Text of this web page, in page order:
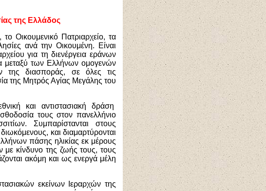
της Ελλάδος
Οικουμενικό Πατριαρχείο, τα
ανά την Οικουμένη. Είναι
για τη διενέργεια εράνων
μεταξύ των Ελλήνων ομογενών
της διασποράς, σε όλες τις
της Μητρός Αγίας Μεγάλης του
και αντιστασιακή δράση
τους στον πανελλήνιο
Συμπαρίστανται στους
και διαμαρτύρονται
πάσης ηλικίας εκ μέρους
κίνδυνο της ζωής τους, τους
ακόμη και ως ενεργά μέλη
εκείνων Ιεραρχών της